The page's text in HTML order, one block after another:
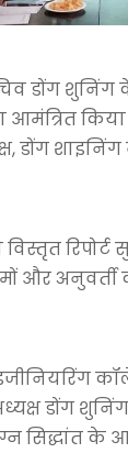
डोंग
आमंत्रित
अनुवर्ती
डोंग
के